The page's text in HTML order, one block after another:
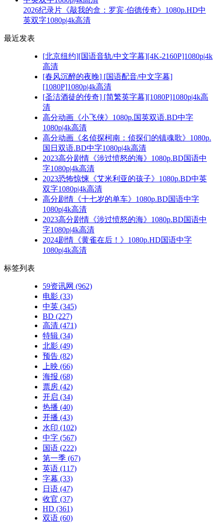
2026纪录片《敲我的盒：罗宾·伯德传奇》1080p.HD中
英双字1080p|4k高清
最近发表
[北京纽约][国语音轨/中文字幕][4K-2160P]1080p|4k
高清
[春风沉醉的夜晚] [国语配音/中文字幕]
[1080P]1080p|4k高清
[圣洁酒徒的传奇] [简繁英字幕][1080P]1080p|4k高
清
高分动画《小飞侠》1080p.国英双语.BD中字
1080p|4k高清
高分动画《名侦探柯南：侦探们的镇魂歌》1080p.
国日双语.BD中字1080p|4k高清
2023高分剧情《涉过愤怒的海》1080p.BD国语中
字1080p|4k高清
2023恐怖惊悚《艾米利亚的孩子》1080p.BD中英
双字1080p|4k高清
高分剧情《十七岁的单车》1080p.BD国语中字
1080p|4k高清
2023高分剧情《涉过愤怒的海》1080p.BD国语中
字1080p|4k高清
2024剧情《黄雀在后！》1080p.HD国语中字
1080p|4k高清
标签列表
59资讯网 (962)
电影 (33)
中英 (345)
BD (227)
高清 (471)
特辑 (34)
北影 (49)
预告 (82)
上映 (66)
海报 (68)
票房 (42)
开启 (34)
热播 (40)
开播 (43)
水印 (102)
中字 (567)
国语 (222)
第一季 (67)
英语 (117)
字幕 (33)
日语 (47)
收官 (37)
HD (361)
双语 (60)